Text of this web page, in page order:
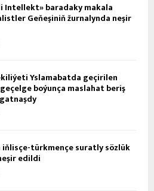
Intellekt» baradaky makala
Geňeşiniň žurnalynda neşir
Yslamabatda geçirilen
geçelge boýunça maslahat beriş
iňlisçe-türkmençe suratly sözlük
edildi